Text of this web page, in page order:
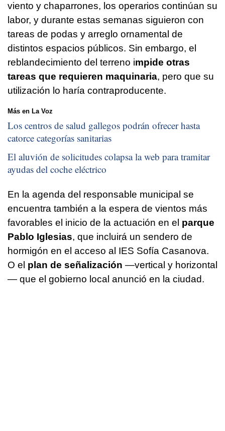
viento y chaparrones, los operarios continúan su
labor, y durante estas semanas siguieron con
tareas de podas y arreglo ornamental de
distintos espacios públicos. Sin embargo, el
reblandecimiento del terreno impide otras
tareas que requieren maquinaria, pero que su
utilización lo haría contraproducente.
Más en La Voz
Los centros de salud gallegos podrán ofrecer hasta
catorce categorías sanitarias
El aluvión de solicitudes colapsa la web para tramitar
ayudas del coche eléctrico
En la agenda del responsable municipal se
encuentra también a la espera de vientos más
favorables el inicio de la actuación en el parque
Pablo Iglesias, que incluirá un sendero de
hormigón en el acceso al IES Sofía Casanova.
O el plan de señalización —vertical y horizontal
— que el gobierno local anunció en la ciudad.